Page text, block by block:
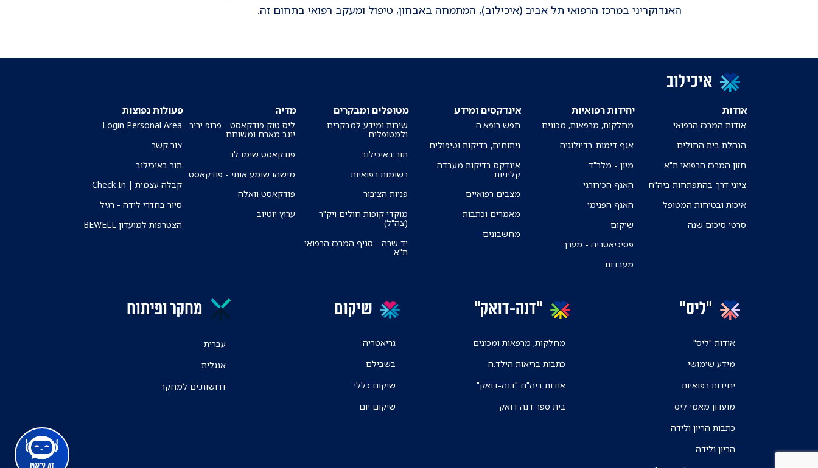
האנדוקריני במרכז הרפואי תל אביב (איכילוב), המתמחה באבחון, טיפול ומעקב רפואי בתחום זה.
איכילוב
אודות
אודות המרכז הרפואי
הנהלת בית החולים
חזון המרכז הרפואי ת"א
ציוני דרך בהתפתחות ביה"ח
איכות ובטיחות המטופל
סרטי סיכום שנה
יחידות רפואיות
מחלקות, מרפאות, מכונים
אגף דימות-רדיולוגיה
מיון - מלר"ד
האגף הכירורגי
האגף הפנימי
שיקום
פסיכיאטריה - מערך
מעבדות
אינדקסים ומידע
חפש רופא.ה
ניתוחים, בדיקות וטיפולים
אינדקס בדיקות מעבדה
קליניות
מצבים רפואיים
מאמרים וכתבות
מחשבונים
מטופלים ומבקרים
שירות ומידע למבקרים
ולמטופלים
תור באיכילוב
רשומות רפואיות
פניות הציבור
מוקדי קופות חולים ויק"ר
(צה"ל)
יד שרה - סניף המרכז הרפואי
ת"א
מדיה
ליס טוק פודקאסט - פרופ יריב
יוגב מארח ומשוחח
פודקאסט שימו לב
מישהו שומע אותי - פודקאסט
פודקאסט וואלה
ערוץ יוטיוב
פעולות נפוצות
Login Personal Area
צור קשר
תור באיכילוב
קבלה עצמית | Check In
סיור בחדרי לידה - רגיל
הצטרפות למועדון BEWELL
"ליס"
אודות "ליס"
מידע שימושי
יחידות רפואיות
מועדון מאמי ליס
כתבות הריון ולידה
הריון ולידה
"דנה-דואק"
מחלקות, מרפאות ומכונים
כתבות בריאות הילד.ה
אודות ביה"ח "דנה-דואק"
בית ספר דנה דואק
שיקום
גריאטריה
בשבילם
שיקום כללי
שיקום יום
מחקר ופיתוח
עברית
אנגלית
דרושות.ים למחקר